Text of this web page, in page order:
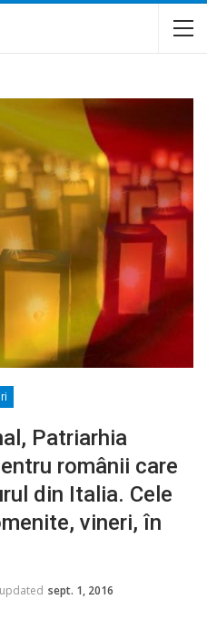
Patriarhia
românii care
din Italia. Cele
vineri, în
sept. 1, 2016